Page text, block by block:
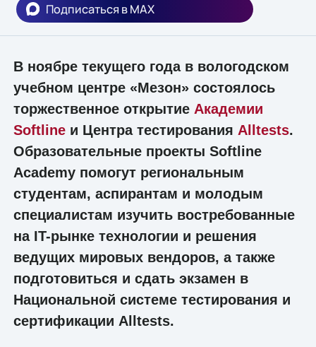
Подписаться в MAX
В ноябре текущего года в вологодском
учебном центре «Мезон» состоялось
торжественное открытие Академии
Softlineи Центра тестирования Alltests.
Образовательные проекты Softline
Academy помогут региональным
студентам, аспирантам и молодым
специалистам изучить востребованные
на IT-рынке технологии и решения
ведущих мировых вендоров, а также
подготовиться и сдать экзамен в
Национальной системе тестирования и
сертификации Alltests.